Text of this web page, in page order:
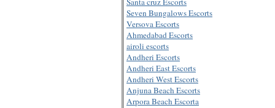
Seven Bungalows Escorts
Versova Escorts
Ahmedabad Escorts
airoli escorts
Andheri Escorts
Andheri East Escorts
Andheri West Escorts
Anjuna Beach Escorts
Arpora Beach Escorta